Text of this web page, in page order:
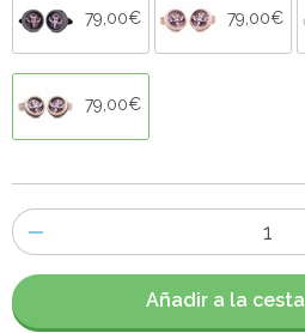
79,00€ 79,00€
79,00€
Número
de
artículos
Añadir a la cesta